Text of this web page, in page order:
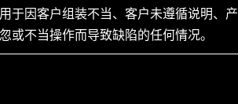
于因客户组装不当、客户未遵循说明、产
或不当操作而导致缺陷的任何情况。